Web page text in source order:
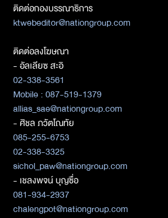
ติดต่อกองบรรณาธิการ
ktwebeditor@nationgroup.com
ติดต่อลงโฆษณา
- อัลเลียซ สะอิ
02-338-3561
Mobile : 087-519-1379
allias_sae@nationgroup.com
- ศิชล ภวัตโณทัย
085-255-6753
02-338-3325
sichol_paw@nationgroup.com
- เชลงพจน์ บุญซื่อ
081-934-2937
chalengpot@nationgroup.com